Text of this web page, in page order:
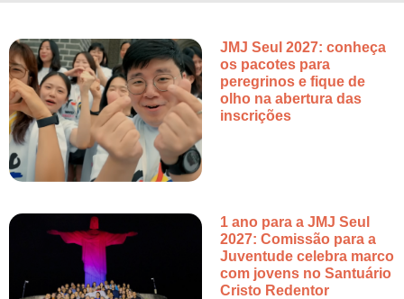
JMJ Seul 2027: conheça
os pacotes para
peregrinos e fique de
olho na abertura das
inscrições
1 ano para a JMJ Seul
2027: Comissão para a
Juventude celebra marco
com jovens no Santuário
Cristo Redentor